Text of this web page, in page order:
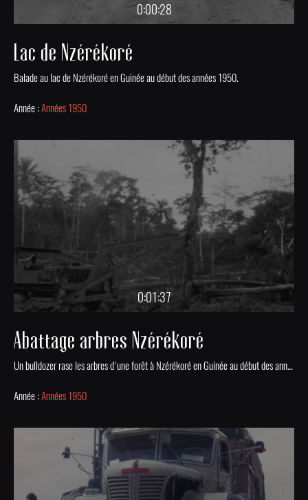
0:00:28
Lac de Nzérékoré
Balade au lac de Nzérékoré en Guinée au début des années 1950.
Année :Années 1950
0:01:37
Abattage arbres Nzérékoré
Un bulldozer rase les arbres d'une forêt à Nzérékoré en Guinée au début des années 1950.
Année :Années 1950